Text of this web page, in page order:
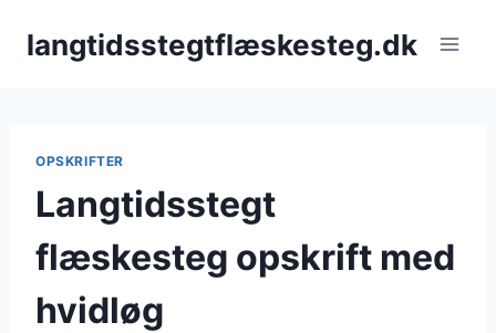
langtidsstegtflæskesteg.dk
OPSKRIFTER
Langtidsstegt
flæskesteg opskrift med
hvidløg